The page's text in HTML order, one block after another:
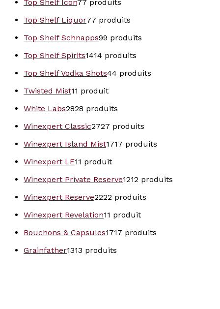
Top Shelf Icon77 produits
Top Shelf Liquor77 produits
Top Shelf Schnapps99 produits
Top Shelf Spirits1414 produits
Top Shelf Vodka Shots44 produits
Twisted Mist11 produit
White Labs2828 produits
Winexpert Classic2727 produits
Winexpert Island Mist1717 produits
Winexpert LE11 produit
Winexpert Private Reserve1212 produits
Winexpert Reserve2222 produits
Winexpert Revelation11 produit
Bouchons & Capsules1717 produits
Grainfather1313 produits